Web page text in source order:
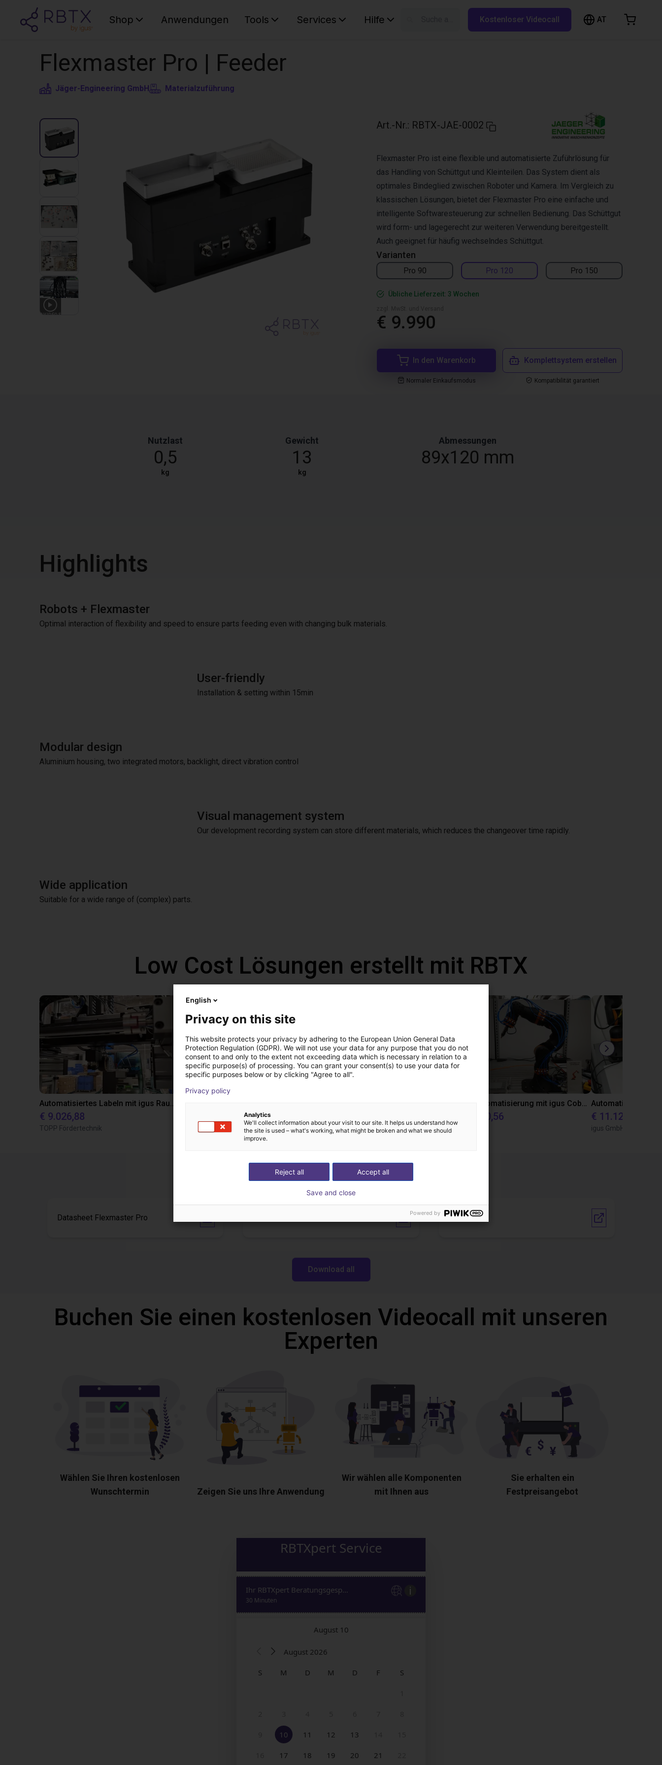
Shop Anwendungen Tools Services Hilfe Kostenloser Videocall AT
Flexmaster Pro | Feeder
Jäger-Engineering GmbH Materialzuführung
3 VIDEOS
Art.-Nr.: RBTX-JAE-0002
Varianten
Pro 90 Pro 120 Pro 150
Flexmaster Pro ist eine flexible und automatisierte Zuführlösung für
das Handling von Schüttgut und Kleinteilen. Das System dient als
optimales Bindeglied zwischen Roboter und Kamera. Im Vergleich zu
klassischen Lösungen, bietet der Flexmaster Pro eine einfache und
intelligente Softwaresteuerung zur schnellen Bedienung. Das Schüttgut
wird form- und lagegerecht zur weiteren Verwendung bereitgestellt.
Auch geeignet für häufig wechselndes Schüttgut.
Übliche Lieferzeit: 3 Wochen
€ 9.990
In den Warenkorb
Normaler Einkaufsmodus
Komplettsystem erstellen
Kompatibilität garantiert
Nutzlast
0,5
kg
Gewicht
13
kg
Abmessungen
89x120 mm
Highlights
Robots + Flexmaster
Optimal interaction of flexibility and speed to ensure parts feeding even with changing bulk materials.
User-friendly
Installation & setting within 15min
Modular design
Aluminium housing, two integrated motors, backlight, direct vibration control
Visual management system
Our development recording system can store different materials, which reduces the changeover time rapidly.
Wide application
Suitable for a wide range of (complex) parts.
Low Cost Lösungen erstellt mit RBTX
Automatisiertes Labeln mit igus Raumpotal Roboter
€ 9.026,88
TOPP Fördertechnik Igus do brasil
Laborautomatisierung mit igus Cobot ReBeL 6DOF
€ 10.870,56 € 11.128,07
igus GmbH
Downloads
Datasheet Flexmaster Pro Vendor link
Download all
Buchen Sie einen kostenlosen Videocall mit unseren
Experten
Wählen Sie Ihren kostenlosen
Wunschtermin
Zeigen Sie uns Ihre Anwendung
Wir wählen alle Komponenten
mit Ihnen aus
Sie erhalten ein
Festpreisangebot
English
Privacy on this site
This website protects your privacy by adhering to the European Union General Data
Protection Regulation (GDPR). We will not use your data for any purpose that you do not
consent to and only to the extent not exceeding data which is necessary in relation to a
specific purpose(s) of processing. You can grant your consent(s) to use your data for
specific purposes below or by clicking "Agree to all".
Privacy policy
Analytics
We'll collect information about your visit to our site. It helps us understand how
the site is used – what's working, what might be broken and what we should
improve.
Accept all
Reject all
Save and close
Powered by